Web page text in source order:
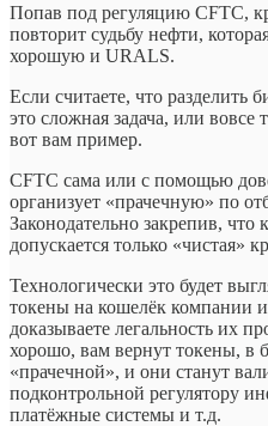
Попав под регуляцию CFTC,
повторит судьбу нефти,
хорошую и URALS.
Если считаете, что
это сложная задача, или вовсе
вот вам пример.
CFTC сама или с помощью
организует «прачечную» по
Законодательно закрепив,
допускается только «чистая»
Технологически это будет
токены на кошелёк компании
доказываете легальность их
хорошо, вам вернут токены, в
«прачечной», и они станут
подконтрольной регулятору
платёжные системы и т.д.